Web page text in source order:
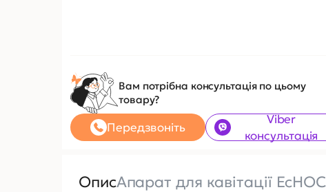
Вам потрібна консультація по цьому
товару?
Передзвоніть
Viber
консультація
ОписАпарат для кавітації